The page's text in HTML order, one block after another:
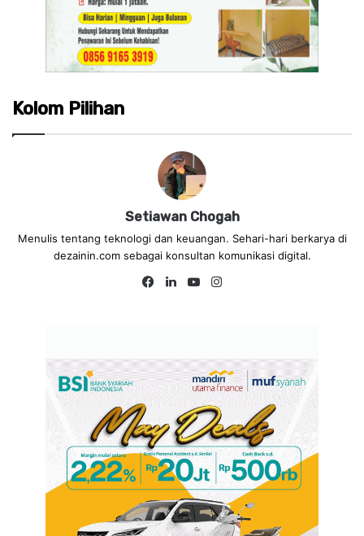
Kolom Pilihan
Setiawan Chogah
Menulis tentang teknologi dan keuangan. Sehari-hari berkarya di
dezainin.com sebagai konsultan komunikasi digital.
Fa
Lin
Yo